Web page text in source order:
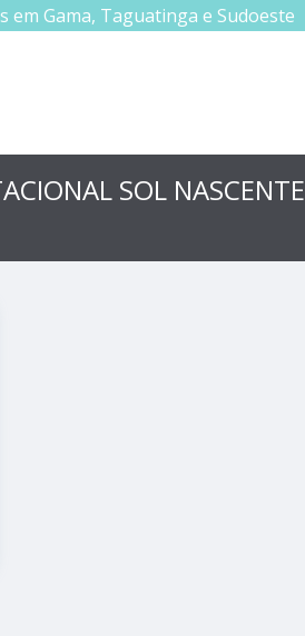
em Gama, Taguatinga e Sudoeste
SOL NASCENTE